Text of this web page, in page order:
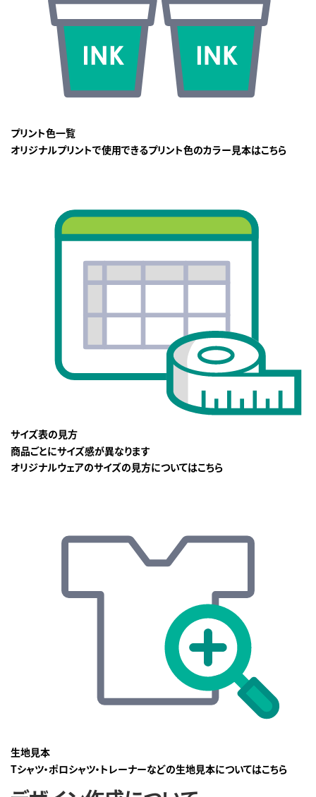
プリント色一覧
オリジナルプリントで使用できるプリント色のカラー見本はこちら
サイズ表の見方
商品ごとにサイズ感が異なります
オリジナルウェアのサイズの見方についてはこちら
生地見本
Tシャツ・ポロシャツ・トレーナーなどの生地見本についてはこちら